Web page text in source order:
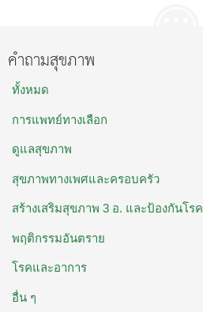
คำถามสุขภาพ
ทั้งหมด
การแพทย์ทางเลือก
ดูแลสุขภาพ
สุขภาพทางเพศและครอบครัว
สร้างเสริมสุขภาพ 3 อ. และป้องกันโรค
พฤติกรรมอันตราย
โรคและอาการ
อื่น ๆ